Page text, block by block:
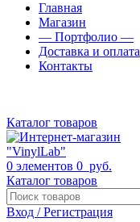
Главная
Магазин
— Портфолио —
Доставка и оплата
Контакты
Каталог товаров
0 элементов 0 руб.
Каталог товаров
Вход / Регистрация